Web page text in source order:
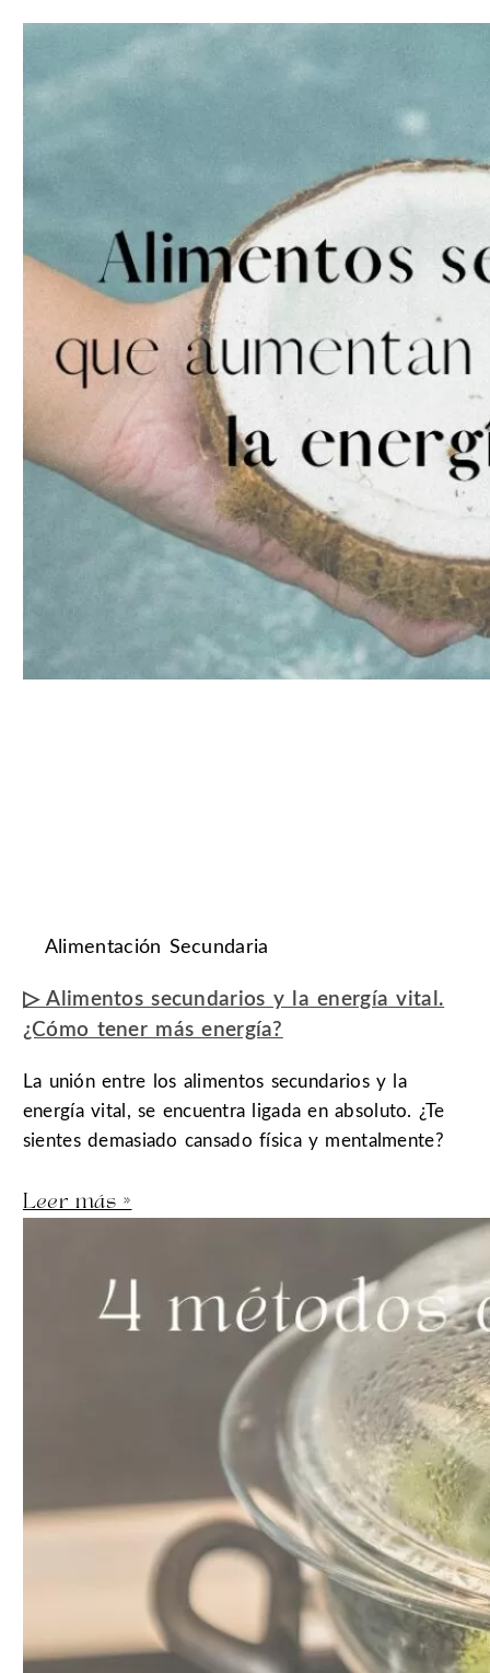
Alimentación Secundaria
▷ Alimentos secundarios y la energía vital.
¿Cómo tener más energía?
La unión entre los alimentos secundarios y la
energía vital, se encuentra ligada en absoluto. ¿Te
sientes demasiado cansado física y mentalmente?
Leer más »